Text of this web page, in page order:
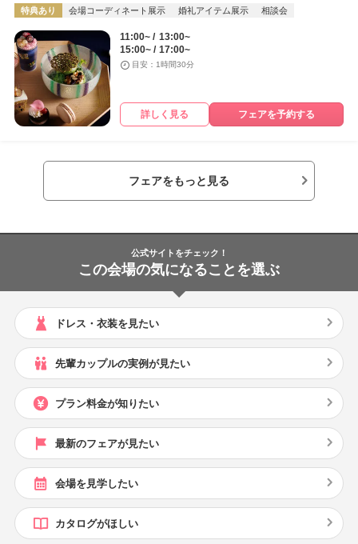
特典あり 会場コーディネート展示 婚礼アイテム展示 相談会
11:00~
13:00~
15:00~
17:00~
目安：1時間30分
詳しく見る フェアを予約する
フェアをもっと見る
公式サイトをチェック！
この会場の気になることを選ぶ
ドレス・衣装を見たい
先輩カップルの実例が見たい
プラン料金が知りたい
最新のフェアが見たい
会場を見学したい
カタログがほしい